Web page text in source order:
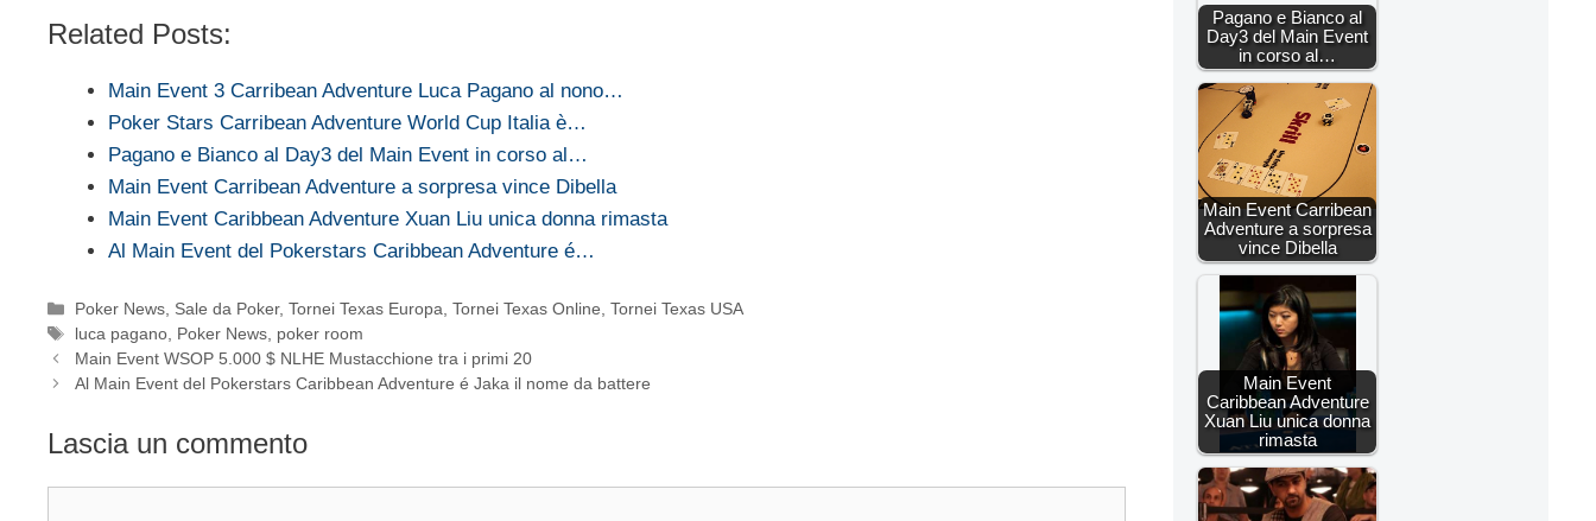
Related Posts:
Main Event 3 Carribean Adventure Luca Pagano al nono…
Poker Stars Carribean Adventure World Cup Italia è…
Pagano e Bianco al Day3 del Main Event in corso al…
Main Event Carribean Adventure a sorpresa vince Dibella
Main Event Caribbean Adventure Xuan Liu unica donna rimasta
Al Main Event del Pokerstars Caribbean Adventure é…
Categorie
Poker News, Sale da Poker,Tornei Texas Europa,Tornei Texas Online,Tornei Texas USA
Tag
luca pagano, Poker News, poker room
Main Event WSOP 5.000 $ NLHE Mustacchione tra i primi 20
Al Main Event del Pokerstars Caribbean Adventure é Jaka il nome da battere
Lascia un commento
Pagano e Bianco al
Day3 del Main Event
in corso al…
Main Event Carribean
Adventure a sorpresa
vince Dibella
Main Event
Caribbean Adventure
Xuan Liu unica donna
rimasta